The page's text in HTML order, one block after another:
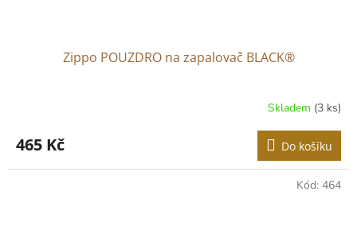
Zippo POUZDRO na zapalovač BLACK®
Skladem (3 ks)
465 Kč Do košíku
Kód: 464